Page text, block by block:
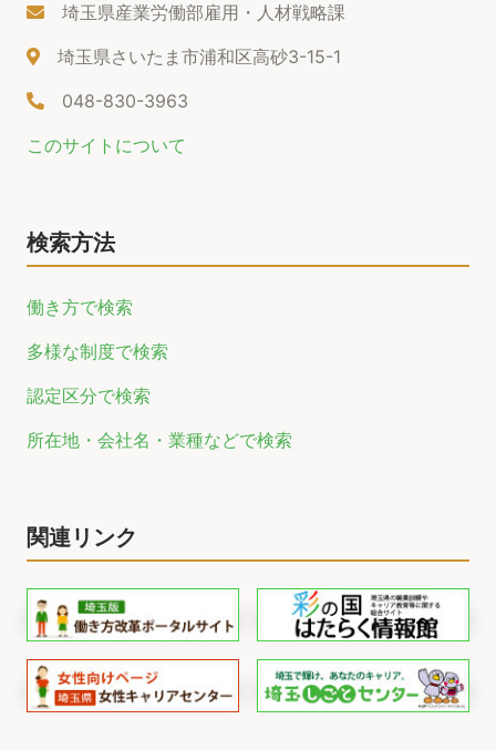
埼玉県産業労働部雇用・人材戦略課
埼玉県さいたま市浦和区高砂3-15-1
048-830-3963
このサイトについて
検索方法
働き方で検索
多様な制度で検索
認定区分で検索
所在地・会社名・業種などで検索
関連リンク